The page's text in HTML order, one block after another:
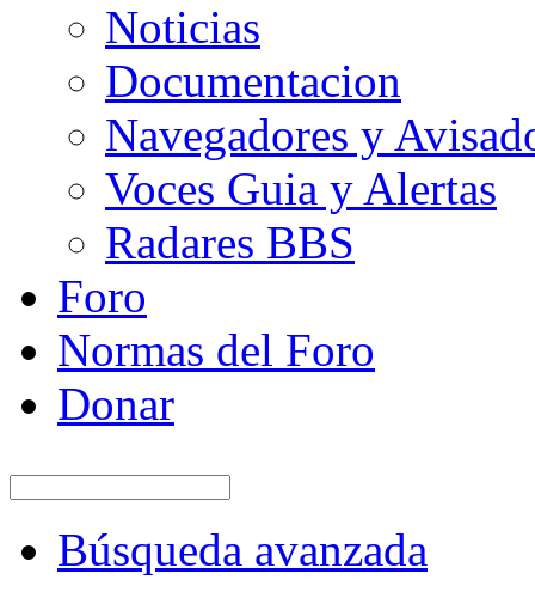
Noticias
Documentacion
Navegadores y
Voces Guia y Alertas
Radares BBS
Foro
Normas del Foro
Donar
Búsqueda avanzada